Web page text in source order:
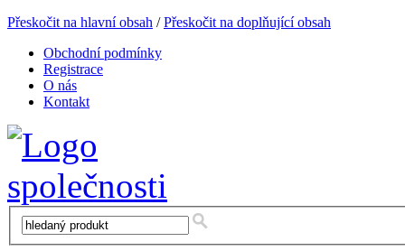
Přeskočit na hlavní obsah /Přeskočit na doplňující obsah
Obchodní podmínky
Registrace
O nás
Kontakt